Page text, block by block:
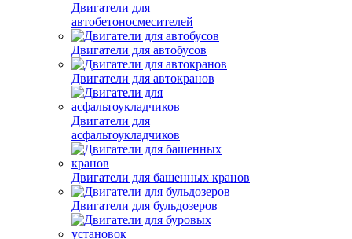
Двигатели для
автобетоносмесителей
Двигатели для автобусов
Двигатели для автокранов
Двигатели для
асфальтоукладчиков
Двигатели для башенных кранов
Двигатели для бульдозеров